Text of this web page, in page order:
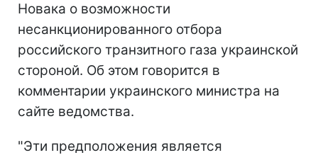
Новака о возможности
несанкционированного отбора
российского транзитного газа украинской
стороной. Об этом говорится в
комментарии украинского министра на
сайте ведомства.
"Эти предположения является